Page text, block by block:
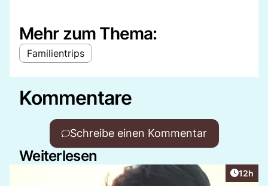
Mehr zum Thema:
Familientrips
Kommentare
Schreibe einen Kommentar
Weiterlesen
Artikel
12h